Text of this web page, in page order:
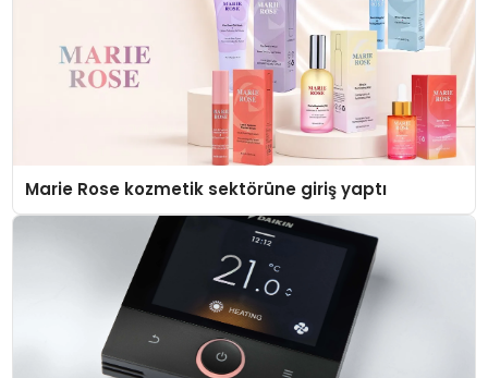
Marie Rose kozmetik sektörüne giriş yaptı